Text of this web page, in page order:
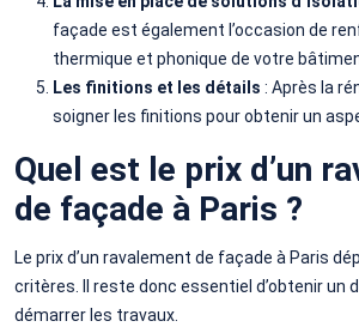
façade est également l’occasion de
thermique et phonique de votre
Les finitions et les détails : Après la
soigner les finitions pour obtenir un
Quel est le prix d’un
de façade à Paris ?
Le prix d’un ravalement de façade à Paris
critères. Il reste donc essentiel d’obtenir un
démarrer les travaux.